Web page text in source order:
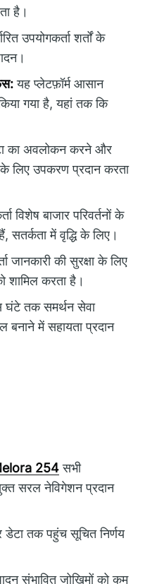
है।
उपयोगकर्ता शर्तों के
यह प्लेटफ़ॉर्म आसान
गया है, यहां तक कि
का अवलोकन करने और
के लिए उपकरण प्रदान करता
विशेष बाजार परिवर्तनों के
में वृद्धि के लिए।
जानकारी की सुरक्षा के लिए
शामिल करता है।
घंटे तक समर्थन सेवा
बनाने में सहायता प्रदान
254सभी
सरल नेविगेशन प्रदान
डेटा तक पहुंच सूचित निर्णय
संभावित जोखिमों को कम